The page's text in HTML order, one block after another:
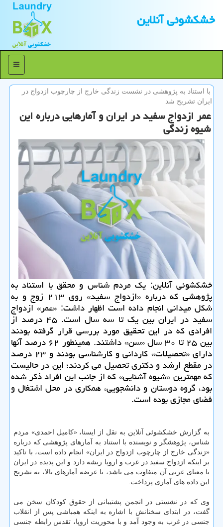
خشكشوئی آنلاین
منو
با استناد به پژوهشی در نشست زندگی خارج از چارچوب ازدواج در
ایران تشریح شد
عمر ازدواج سفید در ایران و آمارهایی درباره این
شیوه زندگی
خشكشوئی آنلاین: یك مردم شناس و محقق با استناد به
پژوهشی كه درباره «ازدواج سفید» روی ۲۱۳ زوج و به
شكل میدانی انجام داده است اظهار داشت: «عمر» ازدواج
سفید در ایران بین یك تا سه سال است. ۴۵ درصد از
افرادی كه در این تحقیق مورد بررسی قرار گرفته بودند
بین ۲۵ تا ۳۰ سال «سن» داشتند. همینطور ۶۲ درصد آنها
دارای «تحصیلات» كاردانی و كارشناسی بودند و ۲۳ درصد
در مقطع ارشد و دكتری تحصیل می كردند؛ این در حالیست
كه مهمترین «شیوه آشنایی» كه از جانب این افراد ذكر شده
بود، گروه دوستان و دانشجویی، همكاری در محل اشتغال و
فضای مجازی بوده است.
به گزارش خشكشوئی آنلاین به نقل از ایسنا، «كامیل احمدی» مردم
شناس، پژوهشگر و نویسنده با استناد به آمارهای پژوهشی كه درباره
«زندگی خارج از چارچوب ازدواج در ایران» انجام داده است، با تاكید
بر اینكه ازدواج سفید در غرب و اروپا ریشه دارد و این پدیده در ایران
با معنای غربی آن متفاوت می باشد، با عرضه آمارهای بالا، به تشریح
این داده های آماری پرداخت.
وی كه در نشستی در انجمن پشتیبانی از حقوق كودكان سخن می
گفت، در ابتدای سخنانش با اشاره به اینكه همباشی پس از انقلاب
جنسی در غرب به وجود آمد و با محوریت اروپا، تقدس رابطه جنسی